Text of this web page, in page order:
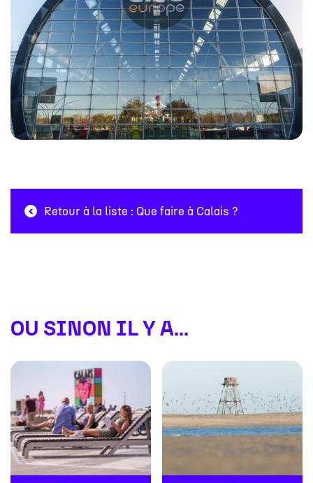
Retour à la liste : Que faire à Calais ?
OU SINON IL Y A...